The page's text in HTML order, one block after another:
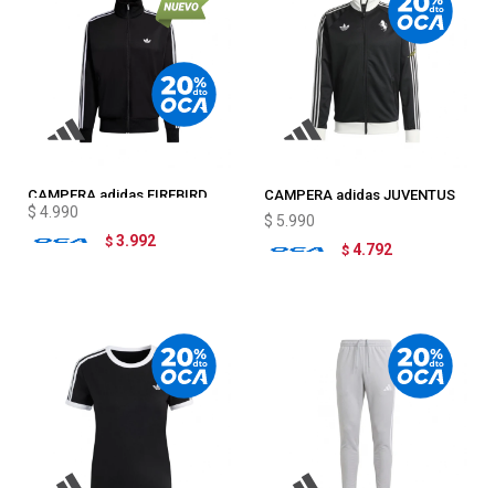
CAMPERA adidas FIREBIRD
$ 4.990
$ 3.992
CAMPERA adidas JUVENTUS
ORIGINALS
$ 5.990
$ 4.792